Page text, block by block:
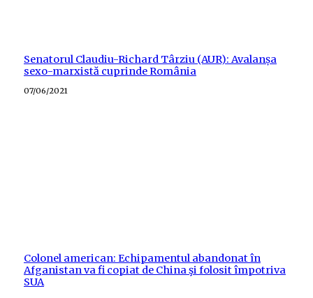
Senatorul Claudiu-Richard Târziu (AUR): Avalanșa
sexo-marxistă cuprinde România
Posted
07/06/2021
Colonel american: Echipamentul abandonat în
Afganistan va fi copiat de China şi folosit împotriva
SUA